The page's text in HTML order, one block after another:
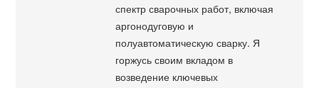
спектр сварочных работ, включая
аргонодуговую и
полуавтоматическую сварку. Я
горжусь своим вкладом в
возведение ключевых